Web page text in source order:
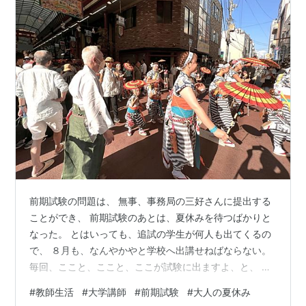
前期試験の問題は、 無事、事務局の三好さんに提出する
ことができ、 前期試験のあとは、夏休みを待つばかりと
なった。 とはいっても、追試の学生が何人も出てくるの
で、 ８月も、なんやかやと学校へ出講せねばならない。
毎回、ここと、ここと、ここが試験に出ますよ、と、 ご
試になるのか…謎である。 生徒にしても、追試手数料３
#教師生活 #大学講師 #前期試験 #大人の夏休み